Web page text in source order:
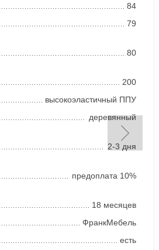
84
79
80
200
высокоэластичный ППУ
деревянный
2-3 дня
предоплата 10%
18 месяцев
ФранкМебель
есть